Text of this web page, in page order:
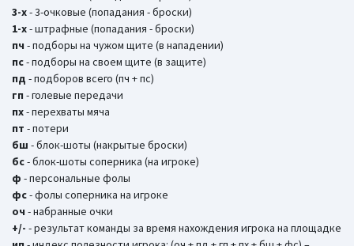
3-х- 3-очковые (попадания - броски)
1-х- штрафные (попадания - броски)
пч - подборы на чужом щите (в нападении)
пс- подборы на своем щите (в защите)
пд - подборов всего (пч + пс)
гп - голевые передачи
пх- перехваты мяча
пт - потери
бш - блок-шоты (накрытые броски)
бc- блок-шоты соперника (на игроке)
ф - персональные фолы
фс- фолы соперника на игроке
оч - набранные очки
+/- - результат команды за время нахождения игрока на площадке